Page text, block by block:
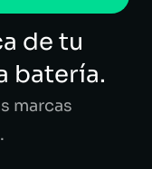
de tu
batería.
marcas